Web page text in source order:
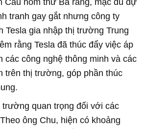
Cầu hôm thứ Ba rằng, mặc dù dự
tranh gay gắt nhưng công ty
Tesla gia nhập thị trường Trung
rằng Tesla đã thúc đẩy việc áp
các công nghệ thông minh và các
trên thị trường, góp phần thúc
trường quan trọng đối với các
ông Chu, hiện có khoảng